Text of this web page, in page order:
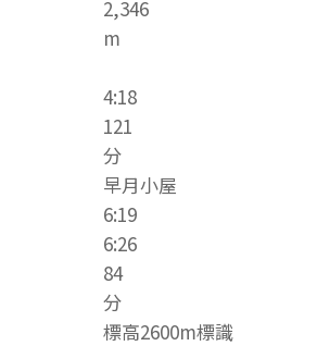
2,346
m
4:18
121
分
早月小屋
6:19
6:26
84
分
標高2600m標識